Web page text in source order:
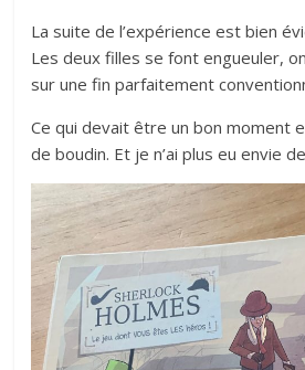
La suite de l’expérience est bien
Les deux filles se font engueuler,
sur une fin parfaitement
Ce qui devait être un bon moment
de boudin. Et je n’ai plus eu envie